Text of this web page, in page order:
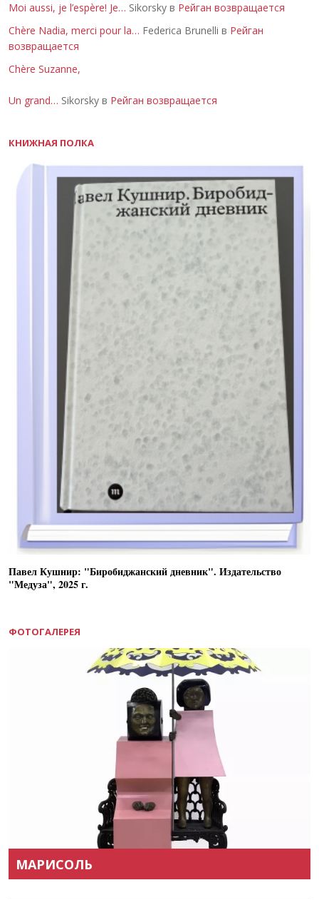
Moi aussi, je l’espère! Je… Sikorsky в Рейган возвращается
Chère Nadia, merci pour la… Federica Brunelli в Рейган
возвращается
Chère Suzanne,
Un grand… Sikorsky в Рейган возвращается
КНИЖНАЯ ПОЛКА
Павел Кушнир: "Биробиджанский дневник". Издательство
"Медуза", 2025 г.
ФОТОГАЛЕРЕЯ
МАРИСОЛЬ